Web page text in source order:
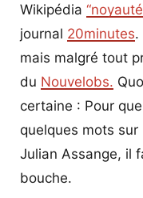
Wikipédia
journal 20minutes.
mais malgré tout
du Nouvelobs.
certaine : Pour
quelques mots
Julian Assange, il
bouche.